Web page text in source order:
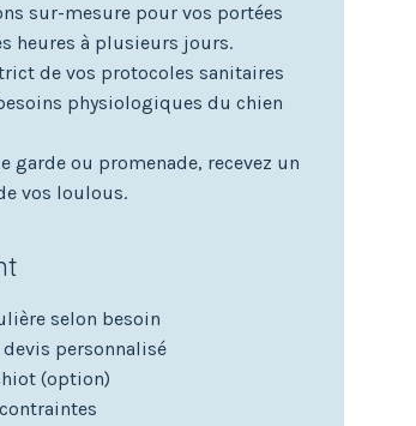
sur-mesure pour vos portées
heures à plusieurs jours.
de vos protocoles sanitaires
physiologiques du chien
garde ou promenade, recevez un
vos loulous.
selon besoin
personnalisé
(option)